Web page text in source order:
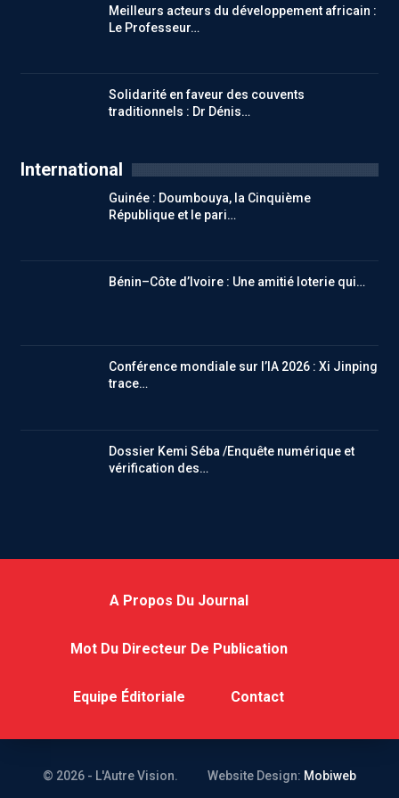
Meilleurs acteurs du développement africain :
Le Professeur…
Solidarité en faveur des couvents
traditionnels : Dr Dénis…
International
Guinée : Doumbouya, la Cinquième
République et le pari…
Bénin–Côte d’Ivoire : Une amitié loterie qui…
Conférence mondiale sur l’IA 2026 : Xi Jinping
trace…
Dossier Kemi Séba /Enquête numérique et
vérification des…
A Propos Du Journal
Mot Du Directeur De Publication
Equipe Éditoriale Contact
© 2026 - L'Autre Vision. Website Design: Mobiweb